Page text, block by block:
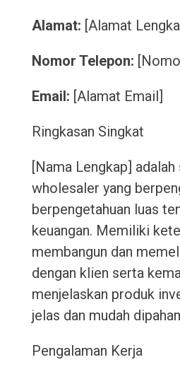
Alamat: [Alamat
Nomor Telepon:
Email: [Alamat Email]
Ringkasan Singkat
[Nama Lengkap]
wholesaler yang
berpengetahuan luas
keuangan. Memiliki
membangun dan
dengan klien serta
menjelaskan produk
jelas dan mudah
Pengalaman Kerja